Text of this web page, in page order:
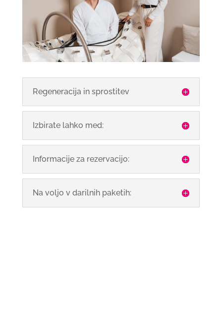
Regeneracija in sprostitev
Izbirate lahko med:
Informacije za rezervacijo:
Na voljo v darilnih paketih: